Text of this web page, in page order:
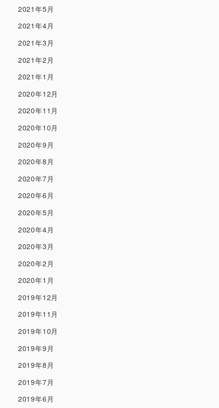
2021年5月
2021年4月
2021年3月
2021年2月
2021年1月
2020年12月
2020年11月
2020年10月
2020年9月
2020年8月
2020年7月
2020年6月
2020年5月
2020年4月
2020年3月
2020年2月
2020年1月
2019年12月
2019年11月
2019年10月
2019年9月
2019年8月
2019年7月
2019年6月